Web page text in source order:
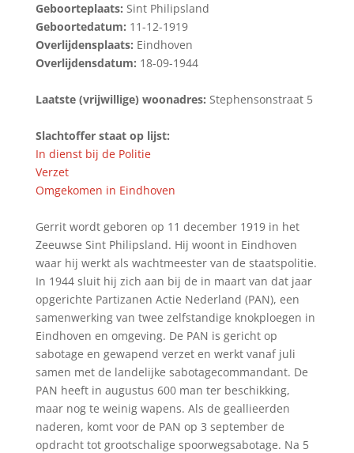
Geboorteplaats: Sint Philipsland
Geboortedatum: 11-12-1919
Overlijdensplaats: Eindhoven
Overlijdensdatum: 18-09-1944
Laatste (vrijwillige) woonadres: Stephensonstraat 5
Slachtoffer staat op lijst:
In dienst bij de Politie
Verzet
Omgekomen in Eindhoven
Gerrit wordt geboren op 11 december 1919 in het
Zeeuwse Sint Philipsland. Hij woont in Eindhoven
waar hij werkt als wachtmeester van de staatspolitie.
In 1944 sluit hij zich aan bij de in maart van dat jaar
opgerichte Partizanen Actie Nederland (PAN), een
samenwerking van twee zelfstandige knokploegen in
Eindhoven en omgeving. De PAN is gericht op
sabotage en gewapend verzet en werkt vanaf juli
samen met de landelijke sabotagecommandant. De
PAN heeft in augustus 600 man ter beschikking,
maar nog te weinig wapens. Als de geallieerden
naderen, komt voor de PAN op 3 september de
opdracht tot grootschalige spoorwegsabotage. Na 5